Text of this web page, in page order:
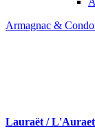
Armagnac &
Lauraët / L'Auraet